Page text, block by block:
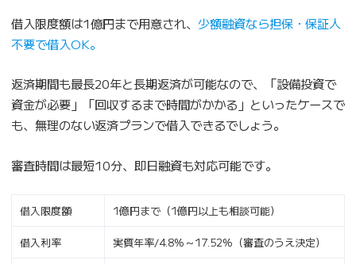
借入限度額は1億円まで用意され、 少額融資なら担保・保証人
不要で借入OK。
返済期間も最長20年と長期返済が可能なので、「設備投資で
資金が必要」「回収するまで時間がかかる」といったケースで
も、無理のない返済プランで借入できるでしょう。
審査時間は最短10分、即日融資も対応可能です。
借入限度額 1億円まで（1億円以上も相談可能）
借入利率 実質年率/4.8%～17.52%（審査のうえ決定）